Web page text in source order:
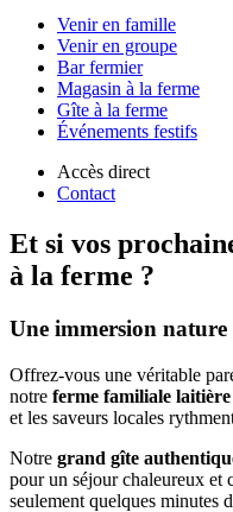
Venir en famille
Venir en groupe
Bar fermier
Magasin à la ferme
Gîte à la ferme
Événements festifs
Accès direct
Contact
Et si vos
à la ferme ?
Une immersion
Offrez-vous une véritable
notre ferme familiale
et les saveurs locales
Notre grand gîte
pour un séjour chaleureux et
seulement quelques minutes